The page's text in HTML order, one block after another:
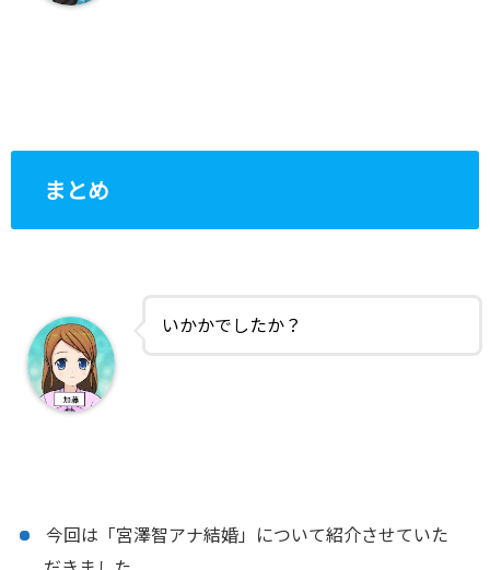
まとめ
いかかでしたか？
今回は「宮澤智アナ結婚」について紹介させていた